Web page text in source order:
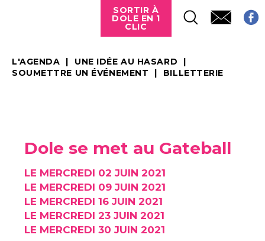
SORTIR À
DOLE EN 1
CLIC
L'AGENDA
UNE IDÉE AU HASARD
SOUMETTRE UN ÉVÉNEMENT
BILLETTERIE
Dole se met au Gateball
LE MERCREDI 02 JUIN 2021
LE MERCREDI 09 JUIN 2021
LE MERCREDI 16 JUIN 2021
LE MERCREDI 23 JUIN 2021
LE MERCREDI 30 JUIN 2021